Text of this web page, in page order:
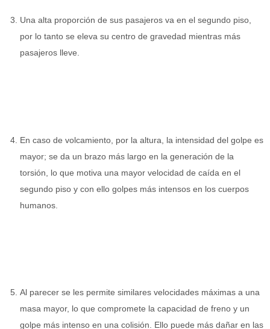
Una alta proporción de sus pasajeros va en el segundo piso,
por lo tanto se eleva su centro de gravedad mientras más
pasajeros lleve.
En caso de volcamiento, por la altura, la intensidad del golpe es
mayor; se da un brazo más largo en la generación de la
torsión, lo que motiva una mayor velocidad de caída en el
segundo piso y con ello golpes más intensos en los cuerpos
humanos.
Al parecer se les permite similares velocidades máximas a una
masa mayor, lo que compromete la capacidad de freno y un
golpe más intenso en una colisión. Ello puede más dañar en las